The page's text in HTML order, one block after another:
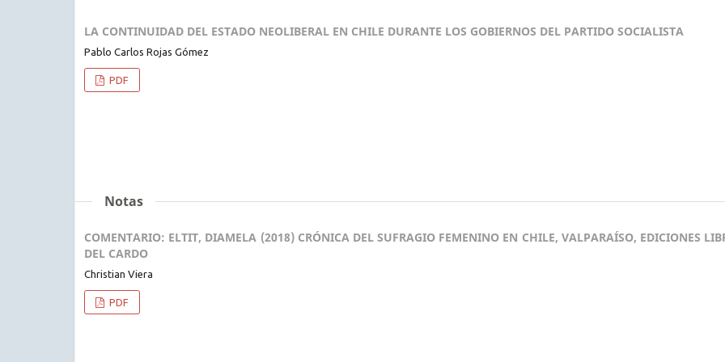
LA CONTINUIDAD DEL ESTADO NEOLIBERAL EN CHILE DURANTE LOS GOBIERNOS DEL PARTIDO SOCIALISTA
Pablo Carlos Rojas Gómez
PDF
Notas
COMENTARIO: ELTIT, DIAMELA (2018) CRÓNICA DEL SUFRAGIO FEMENINO EN CHILE, VALPARAÍSO, EDICIONES
DEL CARDO
Christian Viera
PDF